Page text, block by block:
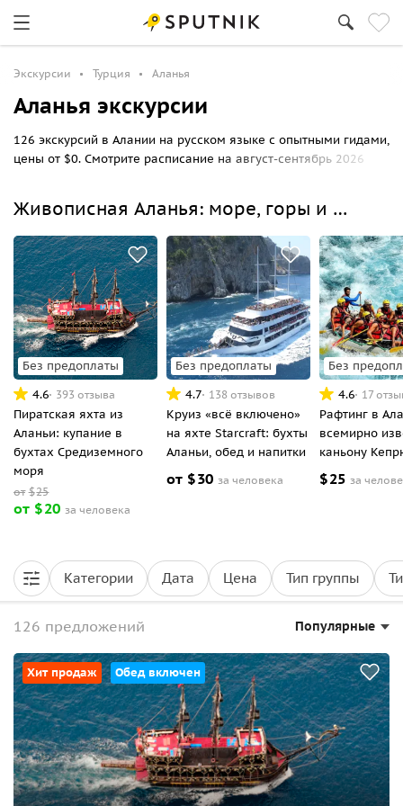
Экскурсии Турция Аланья
Аланья экскурсии
126 экскурсий в Алании на русском языке с опытными гидами,
цены от $0. Смотрите расписание на август-сентябрь 2026
Живописная Аланья: море, горы и каньоны
Без предоплаты
4.6 393 отзыва
Пиратская яхта из
Аланьи: купание в
бухтах Средиземного
моря
от $25
от $20 за человека
Без предоплаты
4.7 138 отзывов
Круиз «всё включено»
на яхте Starcraft: бухты
Аланьи, обед и напитки
от $30 за человека
Без
4.6 17
Рафтинг в
всемирно
каньону
$25 за
Категории Дата Цена Тип группы
126 предложений Популярные
Хит продаж Обед включен